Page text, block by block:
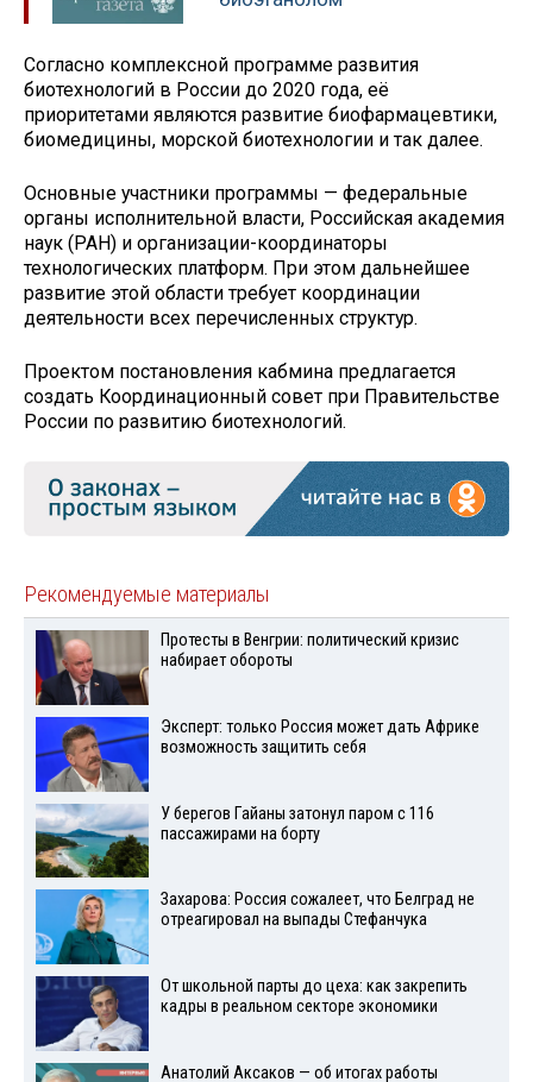
Согласно комплексной программе развития
биотехнологий в России до 2020 года, её
приоритетами являются развитие биофармацевтики,
биомедицины, морской биотехнологии и так далее.
Основные участники программы — федеральные
органы исполнительной власти, Российская академия
наук (РАН) и организации-координаторы
технологических платформ. При этом дальнейшее
развитие этой области требует координации
деятельности всех перечисленных структур.
Проектом постановления кабмина предлагается
создать Координационный совет при Правительстве
России по развитию биотехнологий.
Рекомендуемые материалы
Протесты в Венгрии: политический кризис
набирает обороты
Эксперт: только Россия может дать Африке
возможность защитить себя
У берегов Гайаны затонул паром с 116
пассажирами на борту
Захарова: Россия сожалеет, что Белград не
отреагировал на выпады Стефанчука
От школьной парты до цеха: как закрепить
кадры в реальном секторе экономики
Анатолий Аксаков — об итогах работы